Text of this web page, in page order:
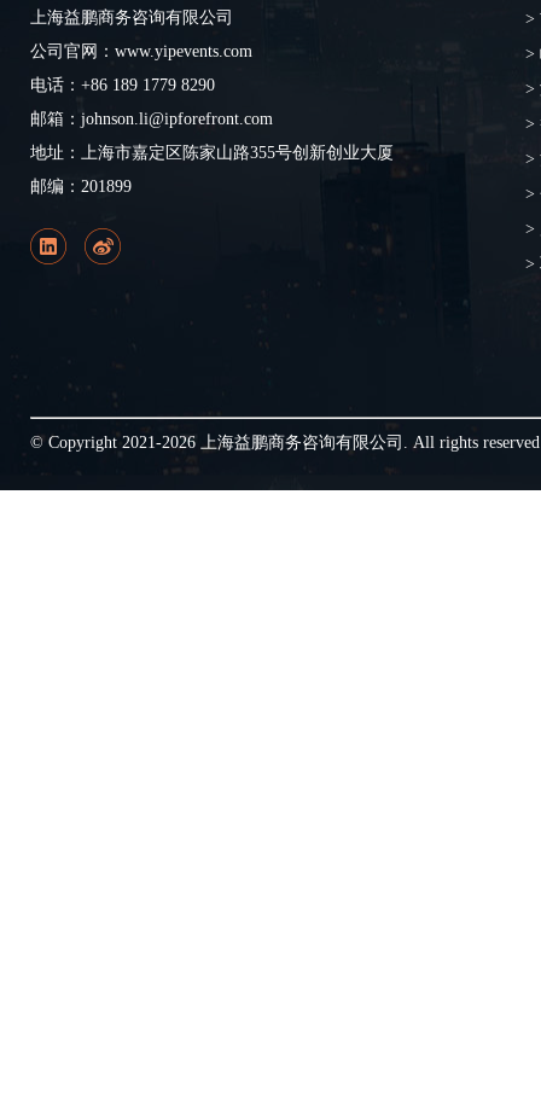
上海益鹏商务咨询有限公司
公司官网：www.yipevents.com
电话：+86 189 1779 8290
邮箱：johnson.li@ipforefront.com
地址：上海市嘉定区陈家山路355号创新创业大厦
邮编：201899
>
>
>
>
>
>
>
>
© Copyright 2021-2026 上海益鹏商务咨询有限公司. All rights